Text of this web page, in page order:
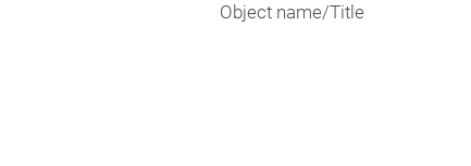
Object name/Title